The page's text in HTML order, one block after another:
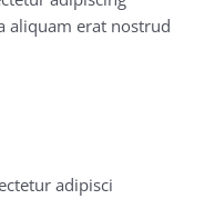
aliquam erat nostrud
adipisci